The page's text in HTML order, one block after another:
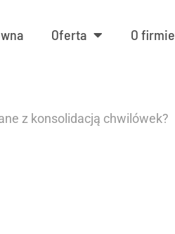
Oferta O firmie
z konsolidacją chwilówek?